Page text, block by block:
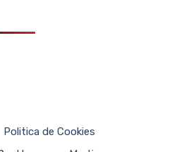
Politica de Cookies